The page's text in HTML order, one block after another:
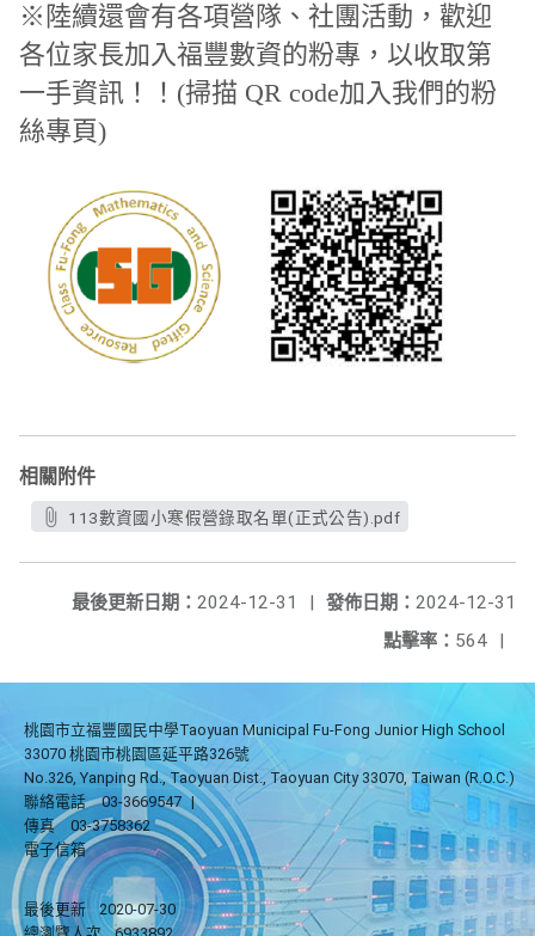
※陸續還會有各項營隊、社團活動，歡迎
各位家長加入福豐數資的粉專，以收取第
一手資訊！！(掃描 QR code加入我們的粉
絲專頁)
相關附件
113數資國小寒假營錄取名單(正式公告).pdf
發佈日期： 2024-12-31
最後更新日期： 2024-12-31
|
點擊率： 564 |
桃園市立福豐國民中學Taoyuan Municipal Fu-Fong Junior High School
33070 桃園市桃園區延平路326號
No.326, Yanping Rd., Taoyuan Dist., Taoyuan City 33070, Taiwan (R.O.C.)
聯絡電話
03-3669547 |
傳真
03-3758362
電子信箱
最後更新
2020-07-30